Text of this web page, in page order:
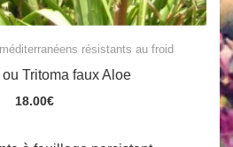
résistants au froid
Tritoma faux Aloe
18.00€